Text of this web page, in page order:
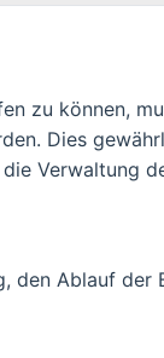
zu können,
Dies
Verwaltung
den Ablauf der